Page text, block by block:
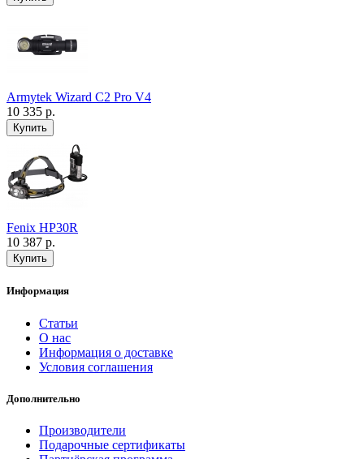
Armytek Wizard C2 Pro V4
10 335 р.
Fenix HP30R
10 387 р.
Информация
Статьи
О нас
Информация о доставке
Условия соглашения
Дополнительно
Производители
Подарочные сертификаты